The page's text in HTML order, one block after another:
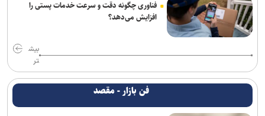
فناوری چگونه دقت و سرعت خدمات پستی را
افزایش می‌دهد؟
بیش
تر
فن بازار - مقصد